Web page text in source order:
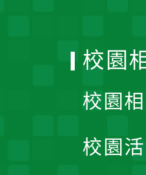
校園
校園
校園